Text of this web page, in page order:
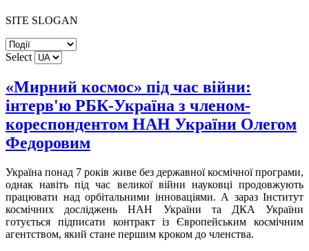
SITE SLOGAN
Select
«Мирний космос» під час війни:
інтерв'ю РБК-Україна з членом-
кореспондентом НАН України Олегом
Федоровим
Україна понад 7 років живе без державної космічної програми,
однак навіть під час великої війни науковці продовжують
працювати над орбітальними інноваціями. А зараз Інститут
космічних досліджень НАН України та ДКА України
готується підписати контракт із Європейським космічним
агентством, який стане першим кроком до членства.